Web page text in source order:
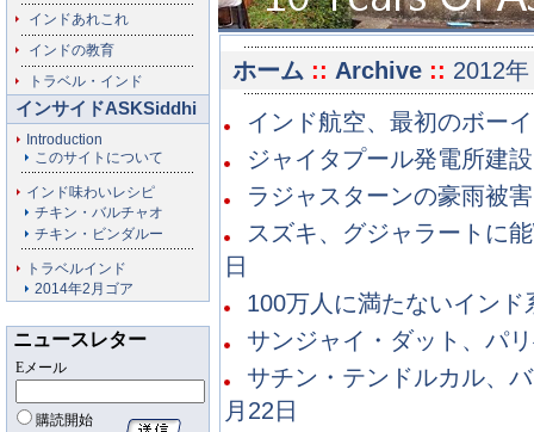
インドあれこれ
インドの教育
トラベル・インド
インサイドASKSiddhi
Introduction
このサイトについて
インド味わいレシピ
チキン・バルチャオ
チキン・ビンダルー
トラベルインド
2014年2月ゴア
ニュースレター
Eメール
購読開始
ホーム :: Archive :: 2012年
インド航空、最初のボー
ジャイタプール発電所建
ラジャスターンの豪雨被
スズキ、グジャラートに
日
100万人に満たないイン
サンジャイ・ダット、パ
サチン・テンドルカル、
月22日